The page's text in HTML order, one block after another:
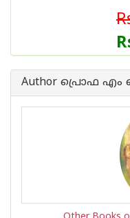
Author പ്രൊഫ